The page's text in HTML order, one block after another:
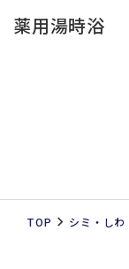
薬用湯時浴
TOP シミ・しわ